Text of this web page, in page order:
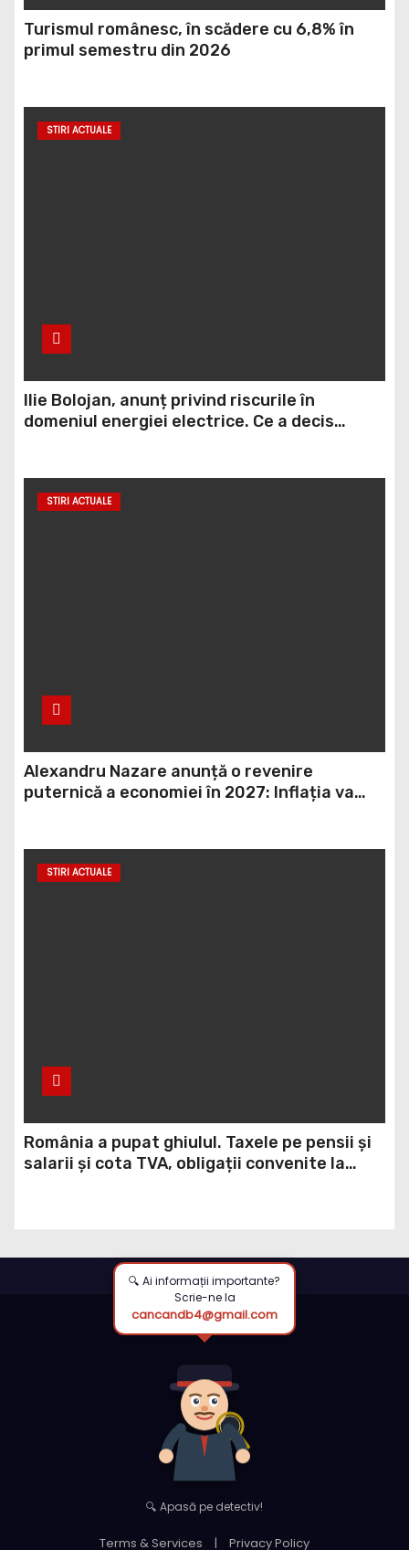
Turismul românesc, în scădere cu 6,8% în
primul semestru din 2026
STIRI ACTUALE
Ilie Bolojan, anunț privind riscurile în
domeniul energiei electrice. Ce a decis
STIRI ACTUALE
Alexandru Nazare anunță o revenire
puternică a economiei în 2027: Inflația va
STIRI ACTUALE
România a pupat ghiulul. Taxele pe pensii și
salarii și cota TVA, obligații convenite la
🔍 Ai informații importante?
Scrie-ne la
cancandb4@gmail.com
🔍 Apasă pe detectiv!
Terms & Services | Privacy Policy